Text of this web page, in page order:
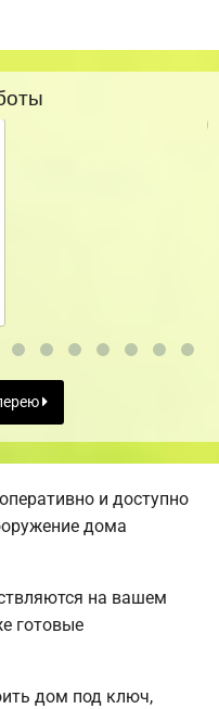
и доступно
дома
на вашем
готовые
дом под ключ,